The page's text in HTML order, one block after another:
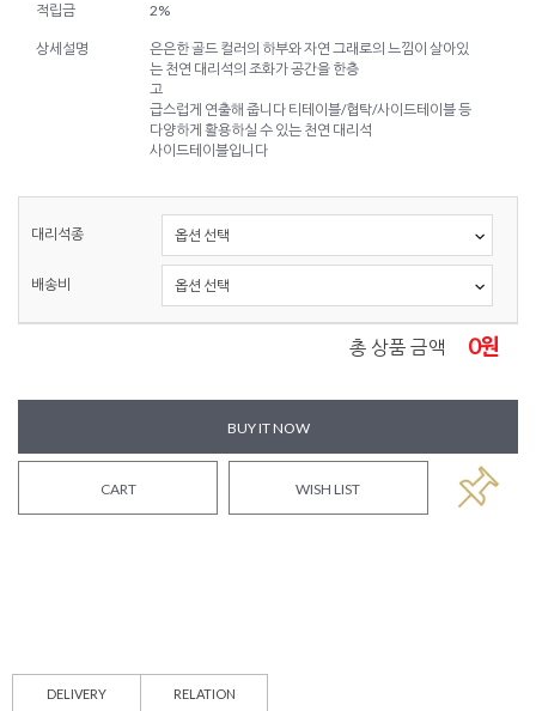
적립금 2%
상세설명
은은한 골드 컬러의 하부와 자연 그래로의 느낌이 살아있
는 천연 대리석의 조화가 공간을 한층
고
급스럽게 연출해 줍니다 티테이블/협탁/사이드테이블 등
다양하게 활용하실 수 있는 천연 대리석
사이드테이블입니다
대리석종
배송비
총 상품 금액 0원
BUY IT NOW
CART WISH LIST
DELIVERY RELATION